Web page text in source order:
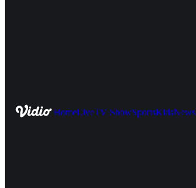
HomeLiveTV ShowSportsKidsNews